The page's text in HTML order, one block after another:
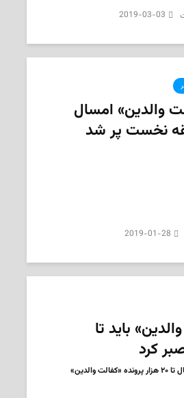
2019-03-03
والدین» امسال
نخست پر شد
2019-01-28
باید تا
کرد
اداره مهاجرت کانادا امسال تا ۲۰ هزار پرونده «کفالت والدین»